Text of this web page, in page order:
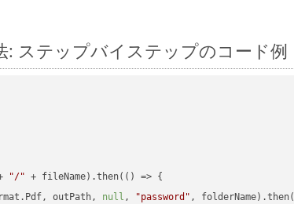
: ステップバイステップのコード例
"/" + fileName).then( () => {
outPath, null , "password" , folderName).then(